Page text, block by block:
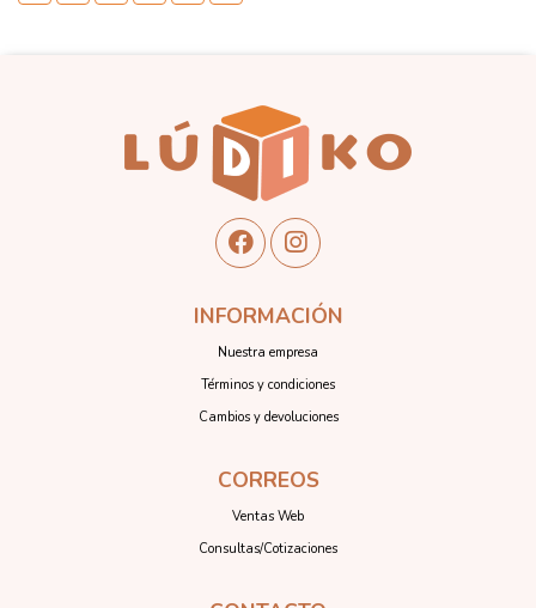
INFORMACIÓN
Nuestra empresa
Términos y condiciones
Cambios y devoluciones
CORREOS
Ventas Web
Consultas/Cotizaciones